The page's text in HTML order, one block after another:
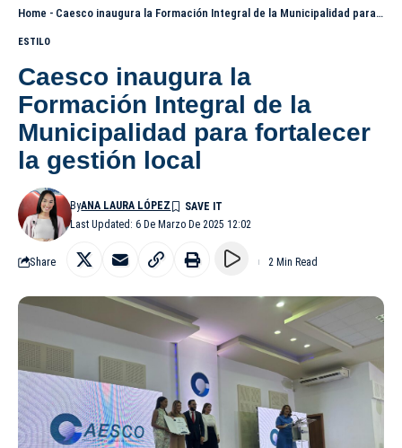
Home - Caesco inaugura la Formación Integral de la Municipalidad para fortalecer la gestión local
ESTILO
Caesco inaugura la
Formación Integral de la
Municipalidad para fortalecer
la gestión local
Last Updated: 6 De Marzo De 2025 12:02
ByANA LAURA LÓPEZ
Share 2 Min Read